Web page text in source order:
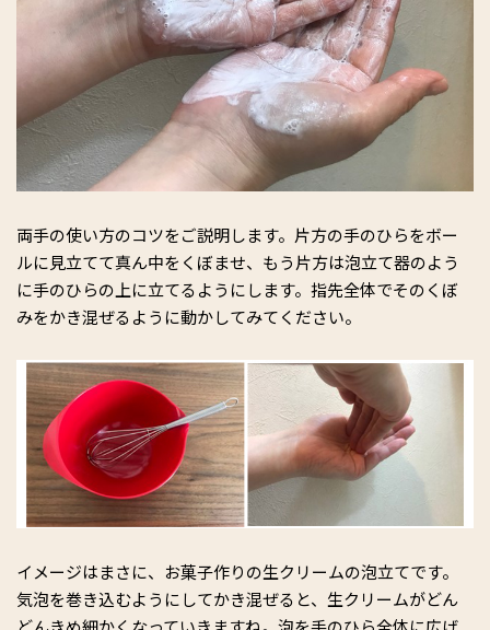
両手の使い方のコツをご説明します。片方の手のひらをボー
ルに見立てて真ん中をくぼませ、もう片方は泡立て器のよう
に手のひらの上に立てるようにします。指先全体でそのくぼ
みをかき混ぜるように動かしてみてください。
イメージはまさに、お菓子作りの生クリームの泡立てです。
気泡を巻き込むようにしてかき混ぜると、生クリームがどん